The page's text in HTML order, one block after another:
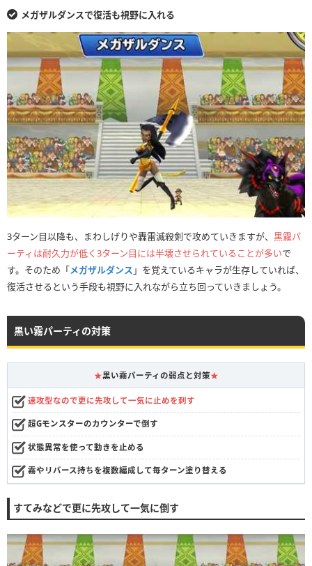
メガザルダンスで復活も視野に入れる
3ターン目以降も、まわしげりや轟雷滅殺剣で攻めていきますが、 黒霧パ
ーティは耐久力が低く3ターン目には半壊させられていることが多いで
す。そのため「メガザルダンス 」を覚えているキャラが生存していれば、
復活させるという手段も視野に入れながら立ち回っていきましょう。
黒い霧パーティの対策
★黒い霧パーティの弱点と対策★
速攻型なので更に先攻して一気に止めを刺す
超Gモンスターのカウンターで倒す
状態異常を使って動きを止める
霧やリバース持ちを複数編成して毎ターン塗り替える
すてみなどで更に先攻して一気に倒す